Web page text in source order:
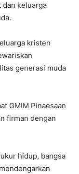
dan keluarga
kristen
generasi muda
GMIM Pinaesaan
firman dengan
hidup, bangsa